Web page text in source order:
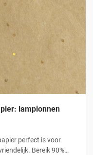
lampionnen
perfect is voor
Bereik 90%